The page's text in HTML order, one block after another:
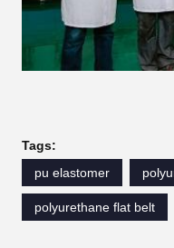
Tags:
pu elastomer
polyurethane flat belt